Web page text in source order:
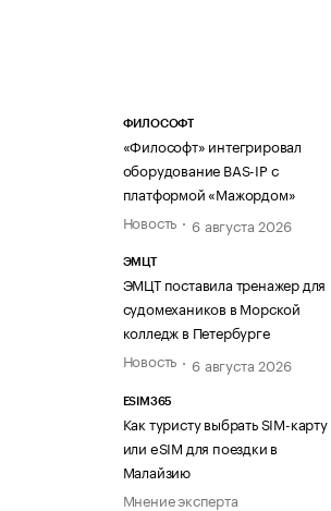
ФИЛОСОФТ
«Философт» интегрировал
оборудование BAS-IP с
платформой «Мажордом»
Новость
6 августа 2026
ЭМЦТ
ЭМЦТ поставила тренажер для
судомехаников в Морской
колледж в Петербурге
Новость
6 августа 2026
ESIM365
Как туристу выбрать SIM-карту
или eSIM для поездки в
Малайзию
Мнение эксперта